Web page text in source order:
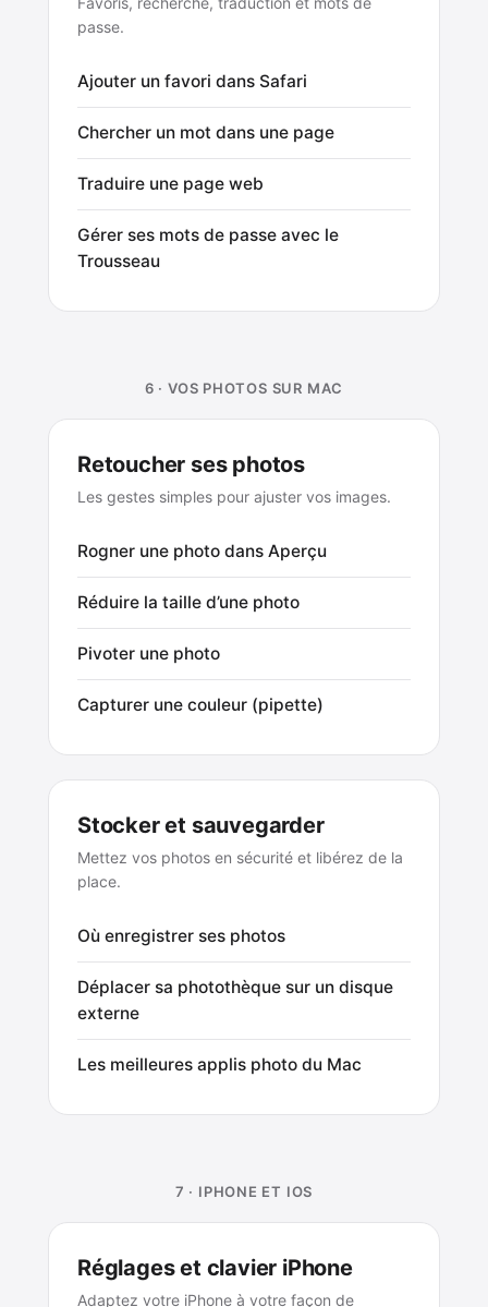
passe.
Ajouter un favori dans Safari
Chercher un mot dans une page
Traduire une page web
Gérer ses mots de passe avec le
Trousseau
6 · VOS PHOTOS SUR MAC
Retoucher ses photos
Les gestes simples pour ajuster vos images.
Rogner une photo dans Aperçu
Réduire la taille d’une photo
Pivoter une photo
Capturer une couleur (pipette)
Stocker et sauvegarder
Mettez vos photos en sécurité et libérez de la
place.
Où enregistrer ses photos
Déplacer sa photothèque sur un disque
externe
Les meilleures applis photo du Mac
7 · IPHONE ET IOS
Réglages et clavier iPhone
Adaptez votre iPhone à votre façon de